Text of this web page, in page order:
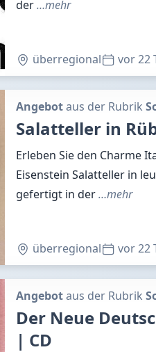
der…mehr
überregional vor 22
Angebotaus der Rubrik
Salatteller in
Erleben Sie den Charme
Eisenstein Salatteller in
gefertigt in der…mehr
überregional vor 22
Angebotaus der Rubrik
Der Neue
| CD